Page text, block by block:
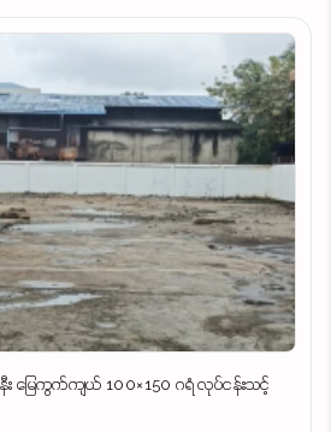
နီး မြေကွက်ကျယ် 100×150 ဂရံ လုပ်ငန်းသင့်